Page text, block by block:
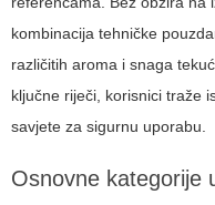
kombinacija tehničke
različitih aroma i snaga
ključne riječi, korisnici traže
savjete za sigurnu uporabu.
Osnovne kategorije